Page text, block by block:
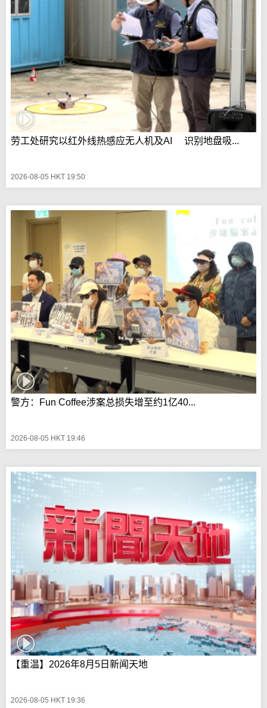
劳工处研究以红外线热感应无人机及AI 识别地盘吸...
2026-08-05 HKT 19:50
警方：Fun Coffee涉案总损失增至约1亿40...
2026-08-05 HKT 19:46
【重温】2026年8月5日新闻天地
2026-08-05 HKT 19:36